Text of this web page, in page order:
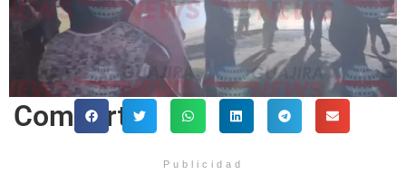
Comparte
Publicidad